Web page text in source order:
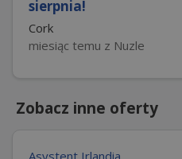
sierpnia!
Cork
miesiąc temu z Nuzle
Zobacz inne oferty
Asystent Irlandia